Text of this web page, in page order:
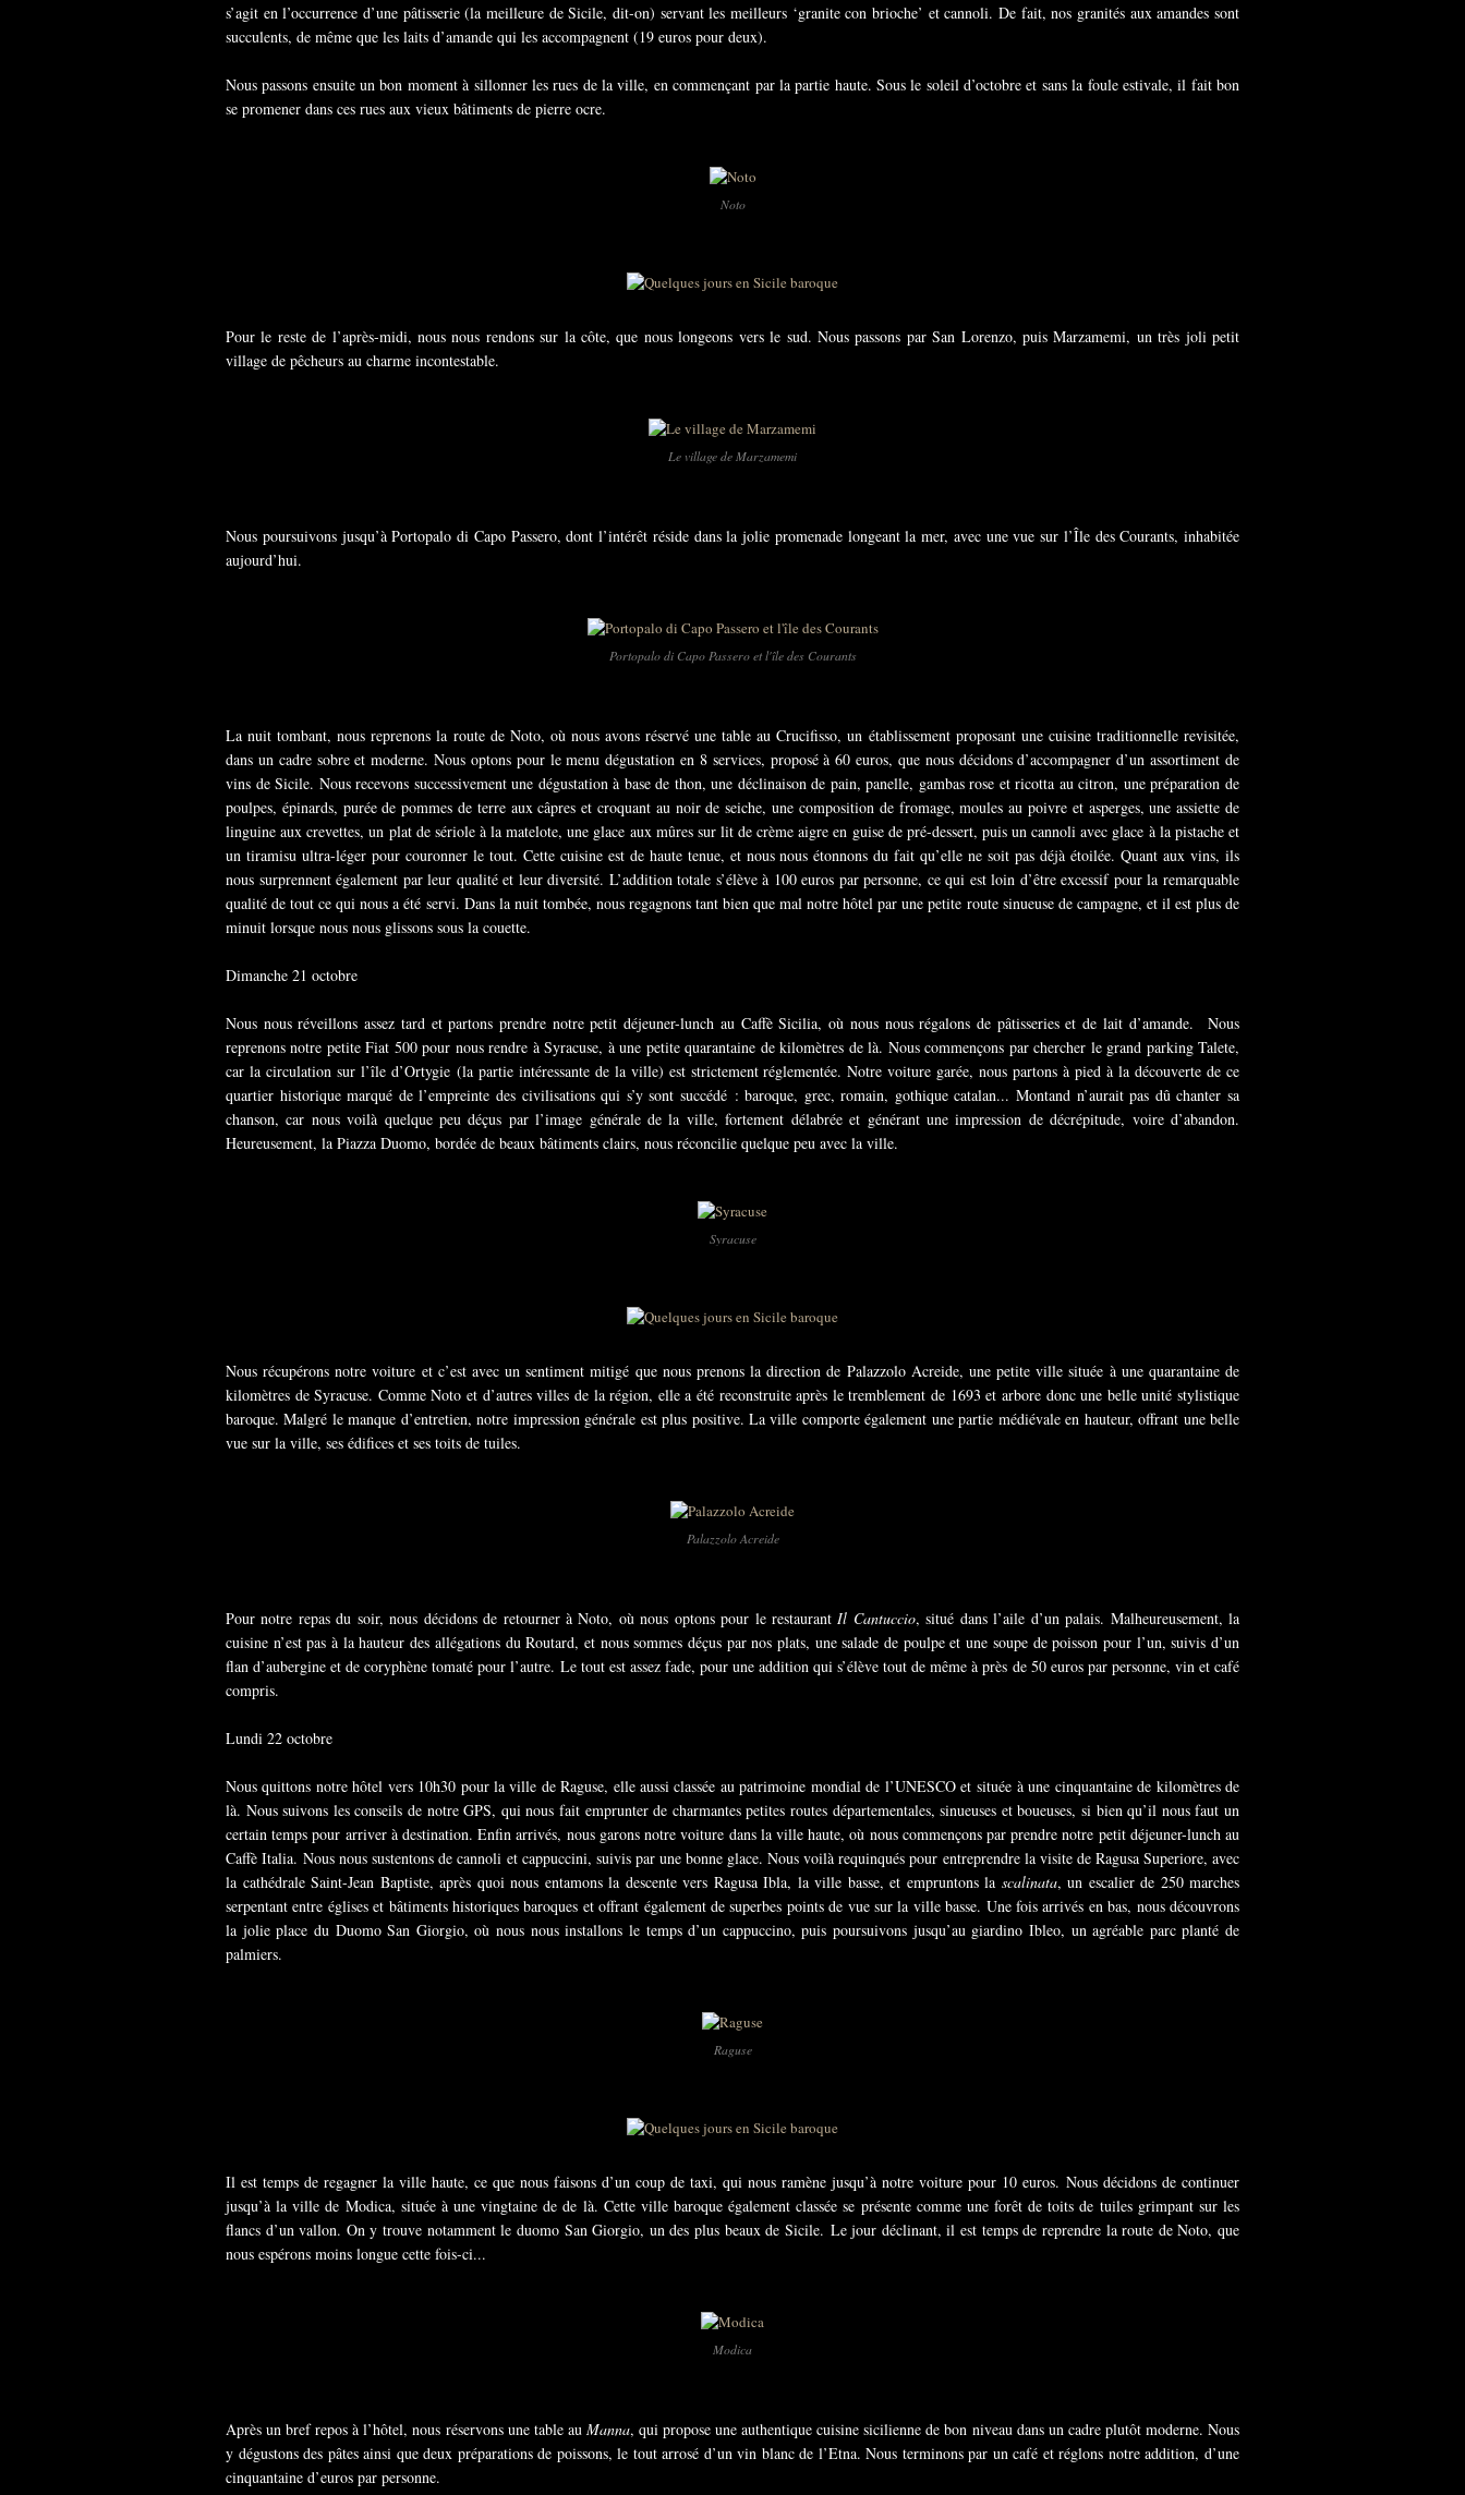
s’agit en l’occurrence d’une pâtisserie (la meilleure de Sicile, dit-on) servant les meilleurs ‘granite con brioche’ et cannoli. De fait, nos granités aux amandes sont
succulents, de même que les laits d’amande qui les accompagnent (19 euros pour deux).
Nous passons ensuite un bon moment à sillonner les rues de la ville, en commençant par la partie haute. Sous le soleil d’octobre et sans la foule estivale, il fait bon
se promener dans ces rues aux vieux bâtiments de pierre ocre.
Noto
Pour le reste de l’après-midi, nous nous rendons sur la côte, que nous longeons vers le sud. Nous passons par San Lorenzo, puis Marzamemi, un très joli petit
village de pêcheurs au charme incontestable.
Le village de Marzamemi
Nous poursuivons jusqu’à Portopalo di Capo Passero, dont l’intérêt réside dans la jolie promenade longeant la mer, avec une vue sur l’Île des Courants, inhabitée
aujourd’hui.
Portopalo di Capo Passero et l'île des Courants
La nuit tombant, nous reprenons la route de Noto, où nous avons réservé une table au Crucifisso, un établissement proposant une cuisine traditionnelle revisitée,
dans un cadre sobre et moderne. Nous optons pour le menu dégustation en 8 services, proposé à 60 euros, que nous décidons d’accompagner d’un assortiment de
vins de Sicile. Nous recevons successivement une dégustation à base de thon, une déclinaison de pain, panelle, gambas rose et ricotta au citron, une préparation de
poulpes, épinards, purée de pommes de terre aux câpres et croquant au noir de seiche, une composition de fromage, moules au poivre et asperges, une assiette de
linguine aux crevettes, un plat de sériole à la matelote, une glace aux mûres sur lit de crème aigre en guise de pré-dessert, puis un cannoli avec glace à la pistache et
un tiramisu ultra-léger pour couronner le tout. Cette cuisine est de haute tenue, et nous nous étonnons du fait qu’elle ne soit pas déjà étoilée. Quant aux vins, ils
nous surprennent également par leur qualité et leur diversité. L’addition totale s’élève à 100 euros par personne, ce qui est loin d’être excessif pour la remarquable
qualité de tout ce qui nous a été servi. Dans la nuit tombée, nous regagnons tant bien que mal notre hôtel par une petite route sinueuse de campagne, et il est plus de
minuit lorsque nous nous glissons sous la couette.
Dimanche 21 octobre
Nous nous réveillons assez tard et partons prendre notre petit déjeuner-lunch au Caffè Sicilia, où nous nous régalons de pâtisseries et de lait d’amande. Nous
reprenons notre petite Fiat 500 pour nous rendre à Syracuse, à une petite quarantaine de kilomètres de là. Nous commençons par chercher le grand parking Talete,
car la circulation sur l’île d’Ortygie (la partie intéressante de la ville) est strictement réglementée. Notre voiture garée, nous partons à pied à la découverte de ce
quartier historique marqué de l’empreinte des civilisations qui s’y sont succédé : baroque, grec, romain, gothique catalan... Montand n’aurait pas dû chanter sa
chanson, car nous voilà quelque peu déçus par l’image générale de la ville, fortement délabrée et générant une impression de décrépitude, voire d’abandon.
Heureusement, la Piazza Duomo, bordée de beaux bâtiments clairs, nous réconcilie quelque peu avec la ville.
Syracuse
Nous récupérons notre voiture et c’est avec un sentiment mitigé que nous prenons la direction de Palazzolo Acreide, une petite ville située à une quarantaine de
kilomètres de Syracuse. Comme Noto et d’autres villes de la région, elle a été reconstruite après le tremblement de 1693 et arbore donc une belle unité stylistique
baroque. Malgré le manque d’entretien, notre impression générale est plus positive. La ville comporte également une partie médiévale en hauteur, offrant une belle
vue sur la ville, ses édifices et ses toits de tuiles.
Palazzolo Acreide
Pour notre repas du soir, nous décidons de retourner à Noto, où nous optons pour le restaurantIl Cantuccio, situé dans l’aile d’un palais. Malheureusement, la
cuisine n’est pas à la hauteur des allégations du Routard, et nous sommes déçus par nos plats, une salade de poulpe et une soupe de poisson pour l’un, suivis d’un
flan d’aubergine et de coryphène tomaté pour l’autre. Le tout est assez fade, pour une addition qui s’élève tout de même à près de 50 euros par personne, vin et café
compris.
Lundi 22 octobre
Nous quittons notre hôtel vers 10h30 pour la ville de Raguse, elle aussi classée au patrimoine mondial de l’UNESCO et située à une cinquantaine de kilomètres de
là. Nous suivons les conseils de notre GPS, qui nous fait emprunter de charmantes petites routes départementales, sinueuses et boueuses, si bien qu’il nous faut un
certain temps pour arriver à destination. Enfin arrivés, nous garons notre voiture dans la ville haute, où nous commençons par prendre notre petit déjeuner-lunch au
Caffè Italia. Nous nous sustentons de cannoli et cappuccini, suivis par une bonne glace. Nous voilà requinqués pour entreprendre la visite de Ragusa Superiore, avec
la cathédrale Saint-Jean Baptiste, après quoi nous entamons la descente vers Ragusa Ibla, la ville basse, et empruntons la scalinata, un escalier de 250 marches
serpentant entre églises et bâtiments historiques baroques et offrant également de superbes points de vue sur la ville basse. Une fois arrivés en bas, nous découvrons
la jolie place du Duomo San Giorgio, où nous nous installons le temps d’un cappuccino, puis poursuivons jusqu’au giardino Ibleo, un agréable parc planté de
palmiers.
Raguse
Il est temps de regagner la ville haute, ce que nous faisons d’un coup de taxi, qui nous ramène jusqu’à notre voiture pour 10 euros. Nous décidons de continuer
jusqu’à la ville de Modica, située à une vingtaine de de là. Cette ville baroque également classée se présente comme une forêt de toits de tuiles grimpant sur les
flancs d’un vallon. On y trouve notamment le duomo San Giorgio, un des plus beaux de Sicile. Le jour déclinant, il est temps de reprendre la route de Noto, que
nous espérons moins longue cette fois-ci...
Modica
Après un bref repos à l’hôtel, nous réservons une table au Manna, qui propose une authentique cuisine sicilienne de bon niveau dans un cadre plutôt moderne. Nous
y dégustons des pâtes ainsi que deux préparations de poissons, le tout arrosé d’un vin blanc de l’Etna. Nous terminons par un café et réglons notre addition, d’une
cinquantaine d’euros par personne.